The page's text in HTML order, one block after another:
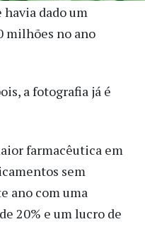
havia dado um
milhões no ano
a fotografia já é
farmacêutica em
sem
ano com uma
20% e um lucro de